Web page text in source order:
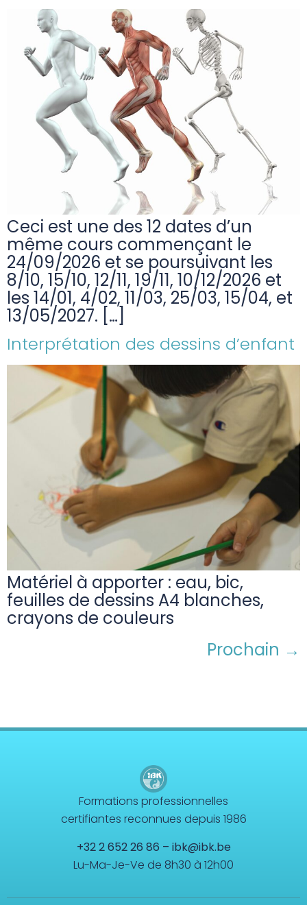
Ceci est une des 12 dates d’un
même cours commençant le
24/09/2026 et se poursuivant les
8/10, 15/10, 12/11, 19/11, 10/12/2026 et
les 14/01, 4/02, 11/03, 25/03, 15/04, et
13/05/2027. […]
Interprétation des dessins d’enfant
Matériel à apporter : eau, bic,
feuilles de dessins A4 blanches,
crayons de couleurs
Prochain →
Formations professionnelles
certifiantes reconnues depuis 1986
+32 2 652 26 86 – ibk@ibk.be
Lu-Ma-Je-Ve de 8h30 à 12h00